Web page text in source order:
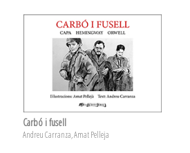
Carbó i fusell
Andreu Carranza, Amat Pelleja